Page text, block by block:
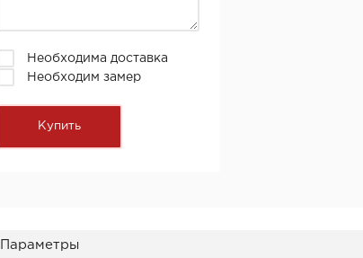
Необходима доставка
Необходим замер
Параметры